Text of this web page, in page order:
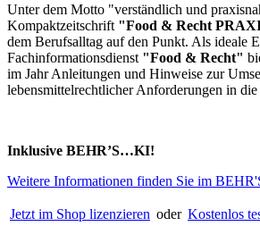
Unter dem Motto "verständlich und
Kompaktzeitschrift "Food & Recht
dem Berufsalltag auf den Punkt. Als ideale
Fachinformationsdienst "Food & Recht"
im Jahr Anleitungen und Hinweise zur
lebensmittelrechtlicher Anforderungen in
Inklusive BEHR’S…KI!
Weitere Informationen finden Sie im
Jetzt im Shop lizenzieren oder Kostenlos